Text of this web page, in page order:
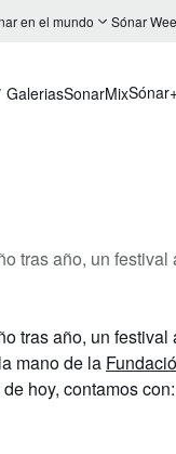
en el mundo Sónar
GaleriasSonarMix
tras año, un
tras año, un
mano de la
hoy, contamos con: